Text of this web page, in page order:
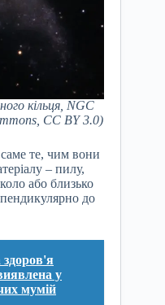
кільця, NGC
CC BY 3.0)
саме те, чим вони
– пилу,
або близько
до
у
мумій